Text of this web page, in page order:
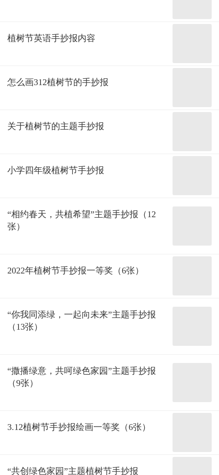
植树节英语手抄报内容
怎么画312植树节的手抄报
关于植树节的主题手抄报
小学四年级植树节手抄报
“相约春天，共植希望”主题手抄报（12
张）
2022年植树节手抄报一等奖（6张）
“你我同添绿，一起向未来”主题手抄报
（13张）
“撒播绿意，共呵绿色家园”主题手抄报
（9张）
3.12植树节手抄报绘画一等奖（6张）
“共创绿色家园”主题植树节手抄报